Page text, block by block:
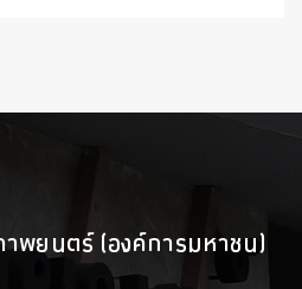
าพยนตร์ (องค์การมหาชน)